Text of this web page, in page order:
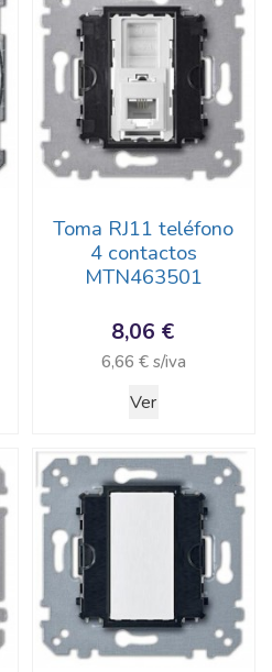
Toma RJ11 teléfono
4 contactos
MTN463501
8,06 €
6,66 € s/iva
Ver